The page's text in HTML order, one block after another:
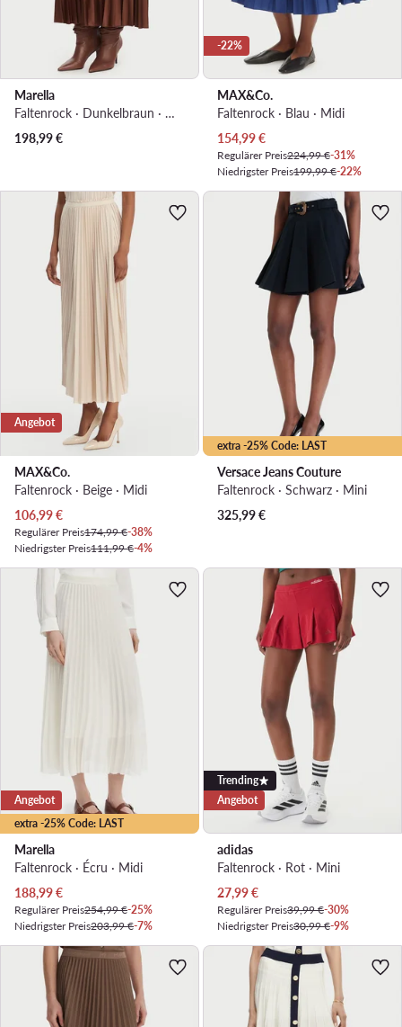
Marella
Faltenrock · Dunkelbraun · Midi
198,99€
-22%
MAX&Co.
Faltenrock · Blau · Midi
Aktueller Preis
154,99€
Regulärer Preis224,99 €-31%
Niedrigster Preis199,99 €-22%
Angebot
MAX&Co.
Faltenrock · Beige · Midi
Aktueller Preis
106,99€
Regulärer Preis174,99 €-38%
Niedrigster Preis111,99 €-4%
extra -25% Code: LAST
Versace Jeans Couture
Faltenrock · Schwarz · Mini
325,99€
extra -25% Code: LAST
Angebot
Marella
Faltenrock · Écru · Midi
Aktueller Preis
188,99€
Regulärer Preis254,99 €-25%
Niedrigster Preis203,99 €-7%
Trending
Angebot
adidas
Faltenrock · Rot · Mini
Aktueller Preis
27,99€
Regulärer Preis39,99 €-30%
Niedrigster Preis30,99 €-9%